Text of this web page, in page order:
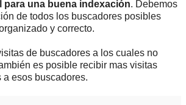
una buena indexación. Debemos
de todos los buscadores posibles
y correcto.
de buscadores a los cuales no
es posible recibir mas visitas
esos buscadores.